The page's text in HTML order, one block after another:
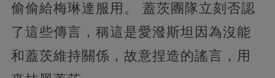
偷偷給梅琳達服用。 蓋茨團隊立刻否認
了這些傳言，稱這是愛潑斯坦因為沒能
和蓋茨維持關係，故意捏造的謠言，用